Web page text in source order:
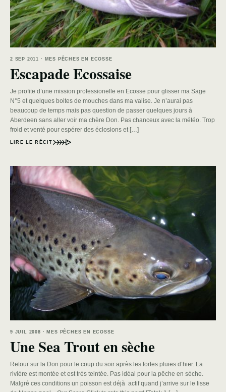
2 SEP 2011 · MES PÊCHES EN ECOSSE
Escapade Ecossaise
Je profite d’une mission professionelle en Ecosse pour glisser ma Sage
N°5 et quelques boites de mouches dans ma valise. Je n’aurai pas
beaucoup de temps mais pas question de passer quelques jours à
Aberdeen sans aller voir ma chère Don. Pas chanceux avec la météo. Trop
froid et venté pour espérer des éclosions et […]
LIRE LE RÉCIT
9 JUIL 2008 · MES PÊCHES EN ECOSSE
Une Sea Trout en sèche
Retour sur la Don pour le coup du soir après les fortes pluies d’hier. La
rivière est montée et est très teintée. Pas idéal pour la pêche en sèche.
Malgré ces conditions un poisson est déjà actif quand j’arrive sur le lisse